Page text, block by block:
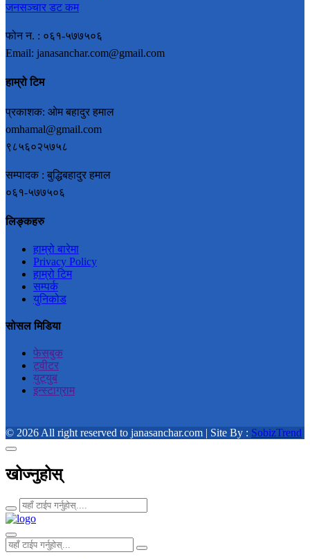
जनसञ्चार डट कम
फोन न. : ०६१-५७७५०६
Email: janasanchar.com@gmail.com
हाम्रो टिम
प्रकाशक: ओम बहादुर हमाल
omhamal@gmail.com
९८५६०२५७५८
सम्पादक : बुद्धिबहादुर हमाल
०६१-५७७५०६
लिङ्कहरु
हाम्रो बारेमा
Privacy Policy
हाम्रो टिम
सम्पर्क
युनिकोड
सोसल मिडिया
फेसबुक
ट्वीटर
युट्युब
इन्स्टाग्राम
© 2026 All right reserved to janasanchar.com | Site By : SobizTrend
खोज्नुहोस्